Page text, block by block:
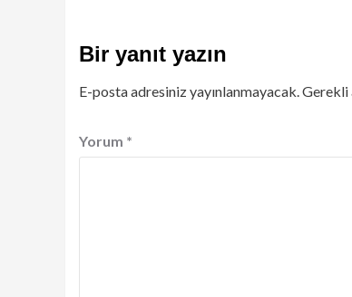
Bir yanıt yazın
E-posta adresiniz yayınlanmayacak.Gerekli
Yorum *